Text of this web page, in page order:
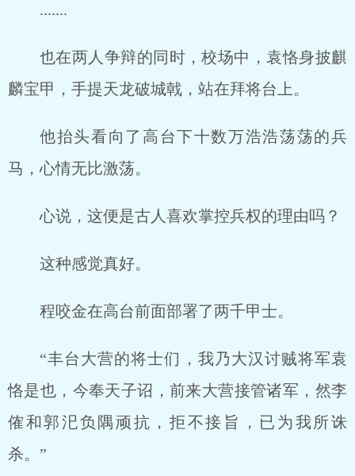
.......
也在两人争辩的同时，校场中，袁恪身披麒
麟宝甲，手提天龙破城戟，站在拜将台上。
他抬头看向了高台下十数万浩浩荡荡的兵
马，心情无比激荡。
心说，这便是古人喜欢掌控兵权的理由吗？
这种感觉真好。
程咬金在高台前面部署了两千甲士。
“丰台大营的将士们，我乃大汉讨贼将军袁
恪是也，今奉天子诏，前来大营接管诸军，然李
傕和郭汜负隅顽抗，拒不接旨，已为我所诛
杀。”